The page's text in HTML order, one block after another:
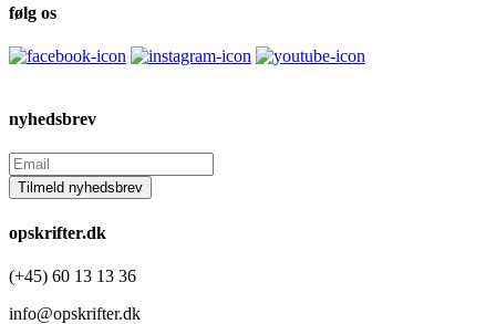
følg os
nyhedsbrev
opskrifter.dk
(+45) 60 13 13 36
info@opskrifter.dk